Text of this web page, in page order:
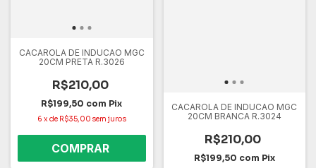
CACAROLA DE INDUCAO MGC
20CM PRETA R.3026
R$210,00
R$199,50 com Pix
6 xde R$35,00 sem juros
CACAROLA DE INDUCAO MGC
20CM BRANCA R.3024
R$210,00
R$199,50 com Pix